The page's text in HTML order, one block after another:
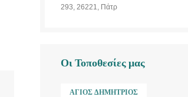
293, 26221, Πάτρ
Οι Τοποθεσίες μας
ΆΓΙΟΣ ΔΗΜΉΤΡΙΟΣ